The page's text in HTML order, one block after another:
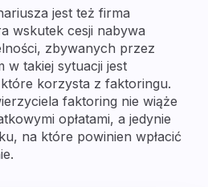
jest też firma
wskutek cesji nabywa
zbywanych przez
w takiej sytuacji jest
korzysta z faktoringu.
faktoring nie wiąże
opłatami, a jedynie
na które powinien wpłacić